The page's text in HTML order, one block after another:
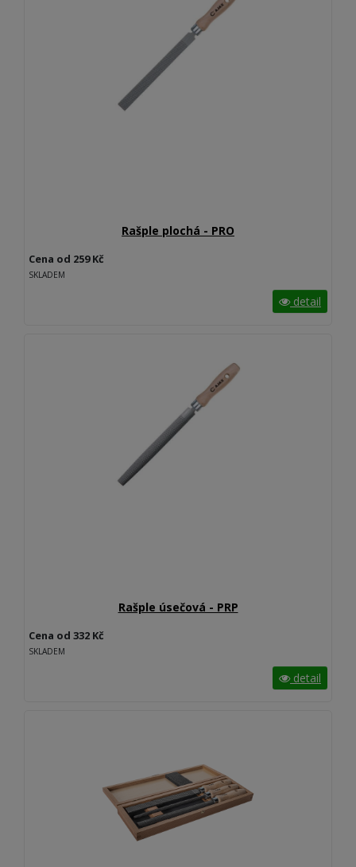
Rašple plochá - PRO
Cena od 259 Kč
SKLADEM
detail
Rašple úsečová - PRP
Cena od 332 Kč
SKLADEM
detail